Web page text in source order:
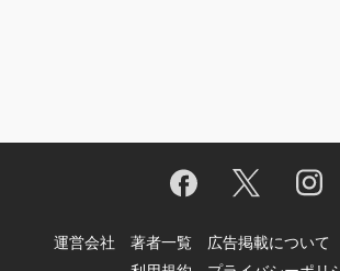
運営会社 著者一覧 広告掲載について